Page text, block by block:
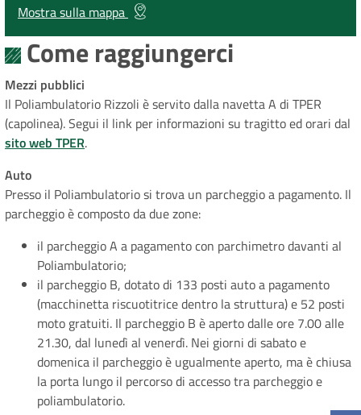
Mostra sulla mappa
Come raggiungerci
Mezzi pubblici
Il Poliambulatorio Rizzoli è servito dalla navetta A di TPER
(capolinea). Segui il link per informazioni su tragitto ed orari dal
sito web TPER.
Auto
Presso il Poliambulatorio si trova un parcheggio a pagamento. Il
parcheggio è composto da due zone:
il parcheggio A a pagamento con parchimetro davanti al
Poliambulatorio;
il parcheggio B, dotato di 133 posti auto a pagamento
(macchinetta riscuotitrice dentro la struttura) e 52 posti
moto gratuiti. Il parcheggio B è aperto dalle ore 7.00 alle
21.30, dal lunedì al venerdì. Nei giorni di sabato e
domenica il parcheggio è ugualmente aperto, ma è chiusa
la porta lungo il percorso di accesso tra parcheggio e
poliambulatorio.